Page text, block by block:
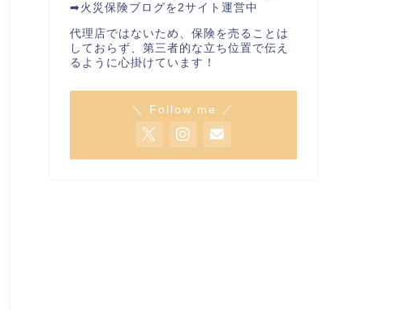
➡︎火災保険ブログを2サイト運営中
代理店ではないため、保険を売ることは
しておらず、第三者的な立ち位置で伝え
るように心掛けています！
＼ Follow me ／